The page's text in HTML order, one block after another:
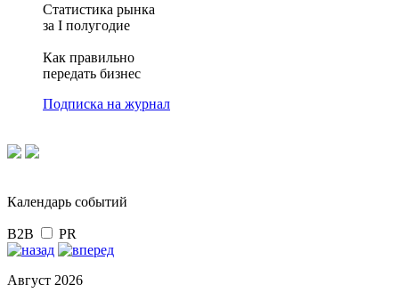
Статистика рынка
за I полугодие
Как правильно
передать бизнес
Подписка на журнал
Календарь событий
B2B PR
Август 2026